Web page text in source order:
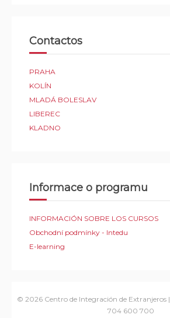
Contactos
PRAHA
KOLÍN
MLADÁ BOLESLAV
LIBEREC
KLADNO
Informace o programu
INFORMACIÓN SOBRE LOS CURSOS
Obchodní podmínky - Intedu
E-learning
© 2026 Centro de Integración de Extranjeros|
704 600 700